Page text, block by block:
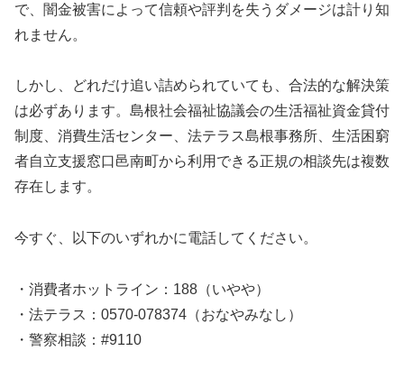
で、闇金被害によって信頼や評判を失うダメージは計り知
れません。
しかし、どれだけ追い詰められていても、合法的な解決策
は必ずあります。島根社会福祉協議会の生活福祉資金貸付
制度、消費生活センター、法テラス島根事務所、生活困窮
者自立支援窓口邑南町から利用できる正規の相談先は複数
存在します。
今すぐ、以下のいずれかに電話してください。
・消費者ホットライン：188（いやや）
・法テラス：0570-078374（おなやみなし）
・警察相談：#9110